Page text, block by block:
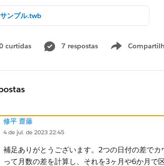
サンプル.twb
curtidas 7 respostas
Show
修平 齋藤
4 de jul. de 2023 22:45
補足ありがとうございます。2つの日付の差で
って月数の差を計算し、それを3ヶ月や6か月で